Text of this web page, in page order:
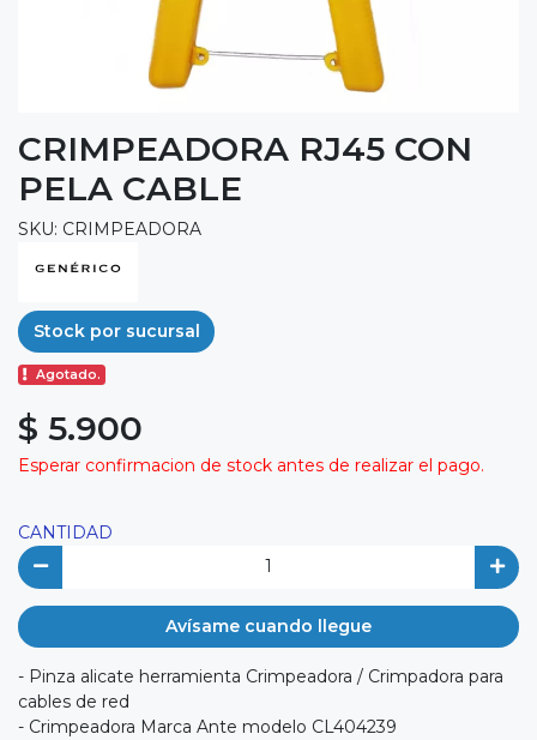
CRIMPEADORA RJ45 CON
PELA CABLE
SKU: CRIMPEADORA
Stock por sucursal
Agotado.
$ 5.900
Esperar confirmacion de stock antes de realizar el pago.
CANTIDAD
Avísame cuando llegue
- Pinza alicate herramienta Crimpeadora / Crimpadora para
cables de red
- Crimpeadora Marca Ante modelo CL404239